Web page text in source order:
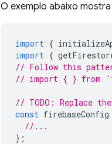
O exemplo abaixo
import {
import {
// Follow this
// import { } from
// TODO: Replace
const firebaseConfig
//...
};